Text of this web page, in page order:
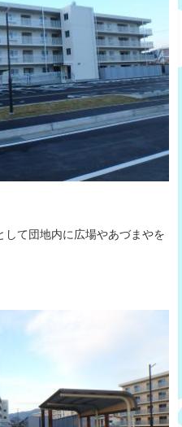
て団地内に広場やあづまやを